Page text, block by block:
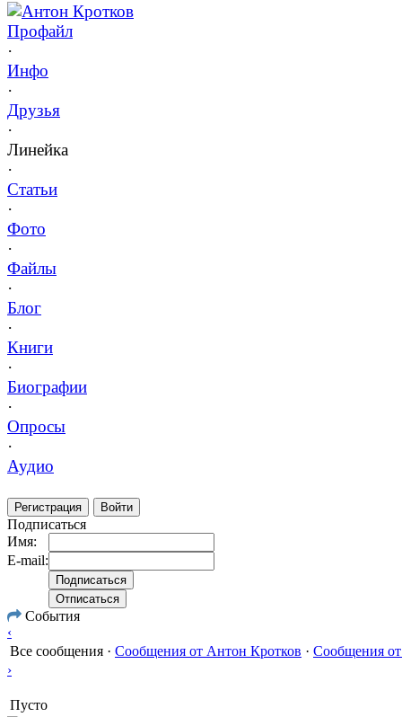
Антон Кротков
Профайл
·
Инфо
·
Друзья
·
Линейка
·
Статьи
·
Фото
·
Файлы
·
Блог
·
Книги
·
Биографии
·
Опросы
·
Аудио
Регистрация Войти
Подписаться
Имя:
E-mail:
События
‹
Все сообщения · Сообщения от Антон Кротков · Сообщения
›
Пусто